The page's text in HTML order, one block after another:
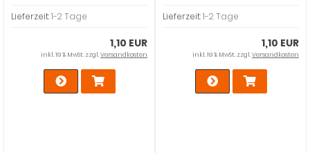
Lieferzeit:1-2 Tage
1,10 EUR
inkl. 19 % MwSt. zzgl.Versandkosten
Lieferzeit:1-2 Tage
1,10 EUR
inkl. 19 % MwSt. zzgl.Versandkosten